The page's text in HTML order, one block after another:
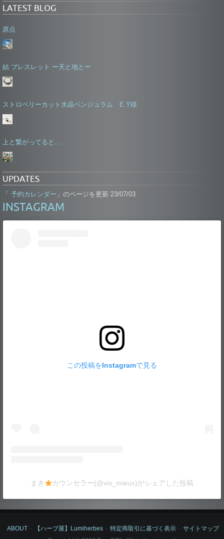
LATEST BLOG
原点
結 ブレスレット ー天と地とー
ストロベリーカット水晶ペンジュラム E.Y様
上と繋がってると…
UPDATES
「 予約カレンダー 」のページを更新 23/07/03
INSTAGRAM
この投稿をInstagramで見る
まき カウンセラー(@vis_mieux)がシェアした投稿
ABOUT 【ハーブ屋】Lumiherbes 特定商取引に基づく表示 サイトマップ